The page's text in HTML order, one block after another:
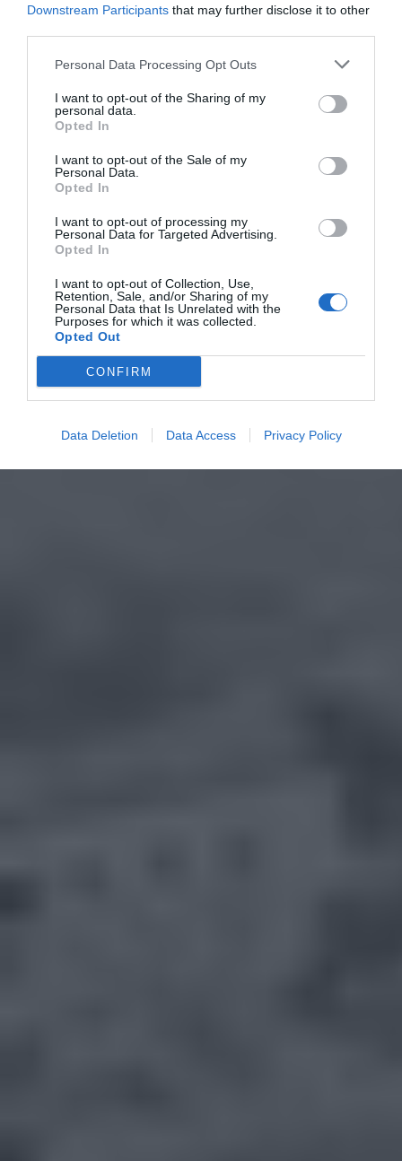
Downstream Participants that may further disclose it to other
Personal Data Processing Opt Outs
I want to opt-out of the Sharing of my
personal data.
Opted In
I want to opt-out of the Sale of my
Personal Data.
Opted In
I want to opt-out of processing my
Personal Data for Targeted Advertising.
Opted In
I want to opt-out of Collection, Use,
Retention, Sale, and/or Sharing of my
Personal Data that Is Unrelated with the
Purposes for which it was collected.
Opted Out
CONFIRM
Data Deletion Data Access Privacy Policy